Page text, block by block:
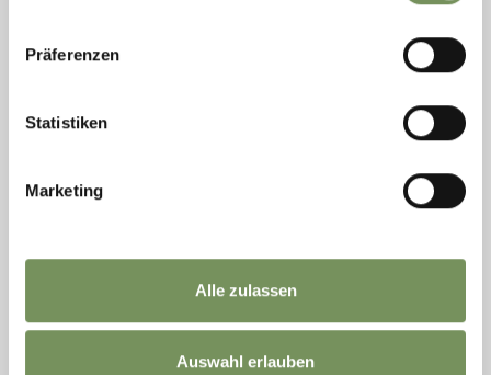
Präferenzen
Statistiken
Marketing
Alle zulassen
Auswahl erlauben
14
Aug
das gelingt, zeigt Ihnen unsere Yogalehrerin in dieser
inspirierenden Stunde in den Gärten des Ansitzes